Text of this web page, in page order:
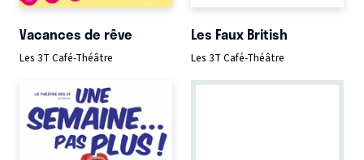
Vacances de rêve
Les 3T Café-Théâtre
Les Faux British
Les 3T Café-Théâtre